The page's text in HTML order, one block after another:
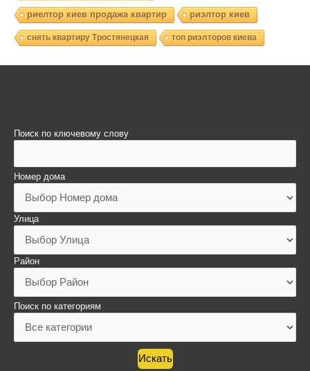
риелтор киев продажа квартир риэлтор киев
снять квартиру Тростянецкая топ риэлторов киева
Поиск по ключевому слову
Номер дома
Улица
Район
Поиск по категориям